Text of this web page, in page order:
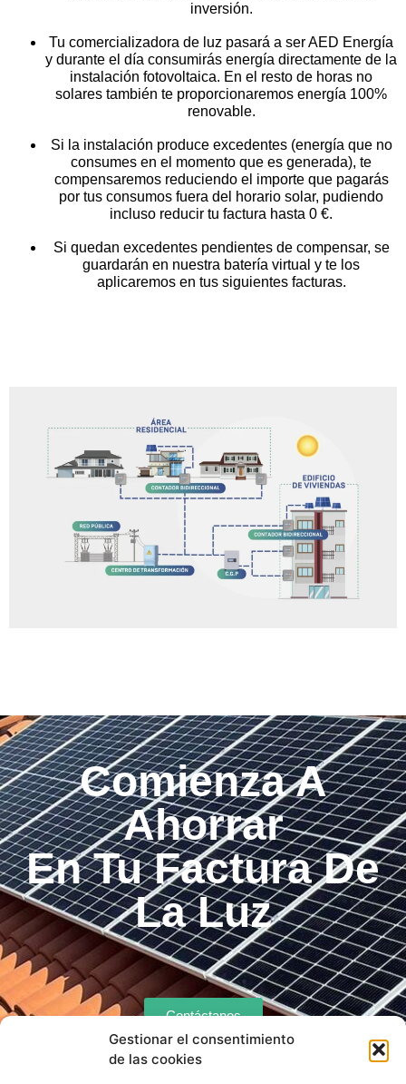
Gestionar el consentimiento
de las cookies
inversión.
Tu comercializadora de luz pasará a ser AED Energía
y durante el día consumirás energía directamente de la
instalación fotovoltaica. En el resto de horas no
solares también te proporcionaremos energía 100%
renovable.
Si la instalación produce excedentes (energía que no
consumes en el momento que es generada), te
compensaremos reduciendo el importe que pagarás
por tus consumos fuera del horario solar, pudiendo
incluso reducir tu factura hasta 0 €.
Si quedan excedentes pendientes de compensar, se
guardarán en nuestra batería virtual y te los
aplicaremos en tus siguientes facturas.
Comienza A
Ahorrar
En Tu Factura De
La Luz
Contáctanos